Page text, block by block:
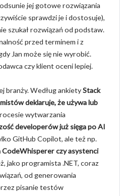
jej gotowe rozwiązania
sprawdzi je i dostosuje),
szukał rozwiązań od podstaw.
przed terminem i z
Jan może się nie wyrobić.
czy klient oceni lepiej.
branży. Według ankietyStack
deklaruje, że używa lub
wytwarzania
developerów już sięga po AI
GitHub Copilot, ale też np.
CodeWhisperer czy asystenci
jako programista .NET, coraz
od generowania
pisanie testów